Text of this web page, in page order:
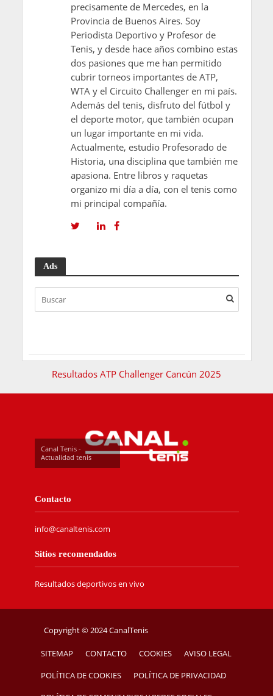
precisamente de Mercedes, en la
Provincia de Buenos Aires. Soy
Periodista Deportivo y Profesor de
Tenis, y desde hace años combino estas
dos pasiones que me han permitido
cubrir torneos importantes de ATP,
WTA y el Circuito Challenger en mi país.
Además del tenis, disfruto del fútbol y
el deporte motor, que también ocupan
un lugar importante en mi vida.
Actualmente, estudio Profesorado de
Historia, una disciplina que también me
apasiona. Entre libros y raquetas
organizo mi día a día, con el tenis como
mi principal compañía.
Ads
Resultados ATP Challenger Cancún 2025
Canal Tenis -
Actualidad tenis
Contacto
info@canaltenis.com
Sitios recomendados
Resultados deportivos en vivo
Copyright © 2024 CanalTenis
SITEMAP CONTACTO COOKIES AVISO LEGAL
POLÍTICA DE COOKIES POLÍTICA DE PRIVACIDAD